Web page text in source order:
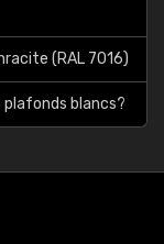
(RAL 7016)
plafonds blancs?